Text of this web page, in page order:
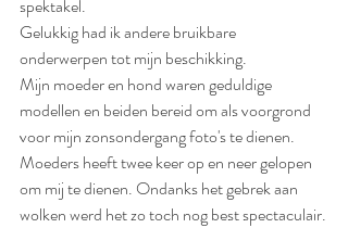
spektakel.
Gelukkig had ik andere bruikbare
onderwerpen tot mijn beschikking.
Mijn moeder en hond waren geduldige
modellen en beiden bereid om als voorgrond
voor mijn zonsondergang foto's te dienen.
Moeders heeft twee keer op en neer gelopen
om mij te dienen. Ondanks het gebrek aan
wolken werd het zo toch nog best spectaculair.